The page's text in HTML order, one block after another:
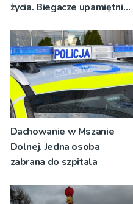
życia. Biegacze upamiętnili
Dachowanie w Mszanie
Dolnej. Jedna osoba
zabrana do szpitala